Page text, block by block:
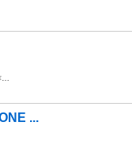
...